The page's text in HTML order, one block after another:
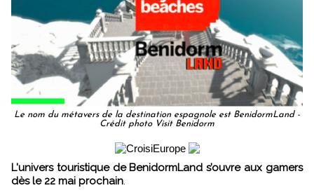
Le nom du métavers de la destination espagnole est BenidormLand -
Crédit photo Visit Benidorm
L'univers touristique de BenidormLand s’ouvre aux gamers
dès le 22 mai prochain